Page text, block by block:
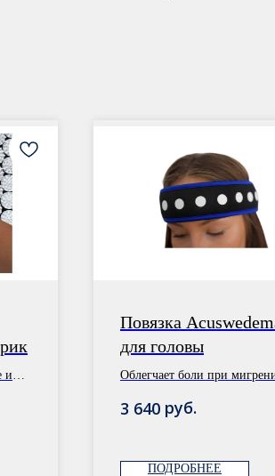
и
Повязка
для головы
Облегчает боли при
3 640 руб.
ПОДРОБНЕЕ